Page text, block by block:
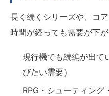
長く続くシリーズや、コ
時間が経っても需要が下
現行機でも続編が出て
びたい需要）
RPG・シューティング